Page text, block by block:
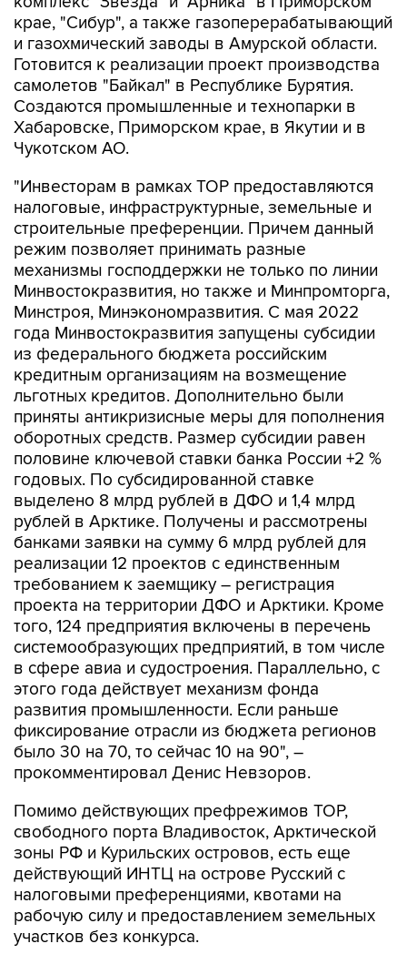
крае, "Сибур", а также газоперерабатывающий
и газохмический заводы в Амурской области.
Готовится к реализации проект производства
самолетов "Байкал" в Республике Бурятия.
Создаются промышленные и технопарки в
Хабаровске, Приморском крае, в Якутии и в
Чукотском АО.
"Инвесторам в рамках ТОР предоставляются
налоговые, инфраструктурные, земельные и
строительные преференции. Причем данный
режим позволяет принимать разные
механизмы господдержки не только по линии
Минвостокразвития, но также и Минпромторга,
Минстроя, Минэкономразвития. С мая 2022
года Минвостокразвития запущены субсидии
из федерального бюджета российским
кредитным организациям на возмещение
льготных кредитов. Дополнительно были
приняты антикризисные меры для пополнения
оборотных средств. Размер субсидии равен
половине ключевой ставки банка России +2 %
годовых. По субсидированной ставке
выделено 8 млрд рублей в ДФО и 1,4 млрд
рублей в Арктике. Получены и рассмотрены
банками заявки на сумму 6 млрд рублей для
реализации 12 проектов с единственным
требованием к заемщику – регистрация
проекта на территории ДФО и Арктики. Кроме
того, 124 предприятия включены в перечень
системообразующих предприятий, в том числе
в сфере авиа и судостроения. Параллельно, с
этого года действует механизм фонда
развития промышленности. Если раньше
фиксирование отрасли из бюджета регионов
было 30 на 70, то сейчас 10 на 90", –
прокомментировал Денис Невзоров.
Помимо действующих префрежимов ТОР,
свободного порта Владивосток, Арктической
зоны РФ и Курильских островов, есть еще
действующий ИНТЦ на острове Русский с
налоговыми преференциями, квотами на
рабочую силу и предоставлением земельных
участков без конкурса.